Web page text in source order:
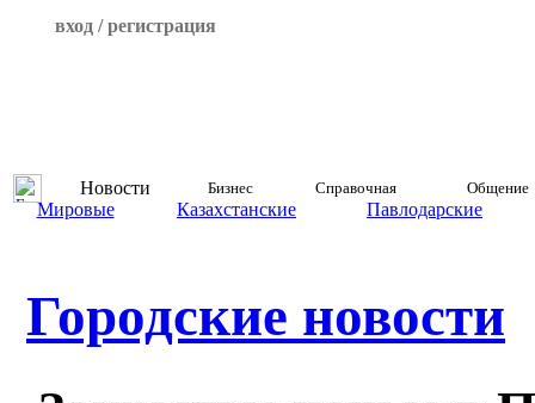
вход / регистрация
Новости Бизнес Справочная Общение
Мировые Казахстанские Павлодарские
Городские новости